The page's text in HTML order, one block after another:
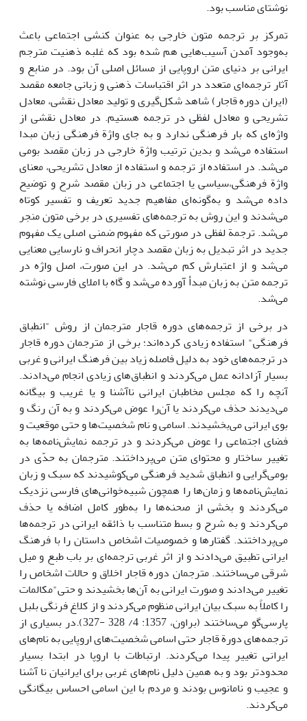
نوشتای مناسب بود.
تمرکز بر ترجمه متون خارجی به عنوان کنشی اجتماعی باعث
به‌وجود آمدن آسیب‌هایی هم شده بود که غلبه ذهنیت مترجم
ایرانی بر دنیای متن اروپایی از مسائل اصلی آن بود. در منابع و
آثار ترجمه‌ای متعدد در اثر اقتباسات ذهنی و زبانی جامعه مقصد
(ایران دوره قاجار) شاهد شکل‌گیری و تولید معادل نقشی، معادل
تشریحی و معادل لفظی در ترجمه هستیم. در معادل نقشی از
واژه‌ای که بار فرهنگی ندارد و به جای واژة فرهنگی زبان مبدا
استفاده می‌شد و بدین ترتیب واژة خارجی در زبان مقصد بومی
می‌شد. در استفاده از ترجمه و استفاده از معادل تشریحی، معنای
واژة فرهنگی،‌سیاسی یا اجتماعی در زبان مقصد شرح و توضیح
داده می‌شد و به‌گونه‌ای مفاهیم جدید تعریف و تفسیر کوتاه
می‌شدند و این روش به ترجمه‌های تفسیری در برخی متون منجر
می‌شد. ترجمة لفظی در صورتی که مفهوم ضمنی اصلی یک مفهوم
جدید در اثر تبدیل به زبان مقصد دچار انحراف و نارسایی معنایی
می‌شد و از اعتبارش کم می‌شد. در این صورت، اصل واژه در
ترجمه متن به زبان مبدأ آورده می‌شد و گاه با املای فارسی نوشته
می‌شد.
در برخی از ترجمه‌های دوره قاجار مترجمان از روش "انطباق
فرهنگی" استفاده زیادی کرده‌اند؛ برخی از مترجمان دوره قاجار
در ترجمه‌های خود به دلیل فاصله زیاد بین فرهنگ ایرانی و غربی
بسیار آزادانه عمل می‌کردند و انطباق‌های زیادی انجام می‌دادند.
آنچه را که مجلس مخاطبان ایرانی ناآشنا و یا غریب و بیگانه
می‌دیدند حذف می‌کردند یا آن‌را عوض می‌کردند و به آن رنگ و
بوی ایرانی می‌بخشیدند. اسامی و نام شخصیت‌ها و حتی موقعیت و
فضای اجتماعی را عوض می‌کردند و در ترجمه نمایش‌نامه‌ها به
تغییر ساختار و محتوای متن می‌پرداختند. مترجمان به حدّی در
بومی‌گرایی و انطباق شدید فرهنگی می‌کوشیدند که سبک و زبان
نمایش‌نامه‌ها و زمان‌ها را همچون شبیه‌خوانی‌های فارسی نزدیک
می‌کردند و بخشی از صحنه‌ها را به‌طور کامل اضافه یا حذف
می‌کردند و به شرح و بسط متناسب با ذائقه ایرانی در ترجمه‌ها
می‌پرداختند. گفتارها و خصوصیات اشخاص داستان را با فرهنگ
ایرانی تطبیق می‌دادند و از اثر غربی ترجمه‌ای بر باب طبع و میل
شرقی می‌ساختند. مترجمان دوره قاجار اخلاق و حالات اشخاص را
تغییر می‌دادند و صورت ایرانی به آن‌ها بخشیدند و حتی"مکالمات
را کاملاً به سبک بیان ایرانی منظوم می‌کردند و از کلاغ فرنگی بلبل
پارسی‌گو می‌ساختند (براون، 1357: 4/ 328 -327).در بسیاری از
ترجمه‌های دورة قاجار حتی اسامی شخصیت‌های اروپایی به نام‌های
ایرانی تغییر پیدا می‌کردند. ارتباطات با اروپا در ابتدا بسیار
محدود‌تر بود و به همین دلیل نام‌های غربی برای ایرانیان نا آشنا
و عجیب و نامانوس بودند و مردم با این اسامی احساس بیگانگی
می‌کردند.